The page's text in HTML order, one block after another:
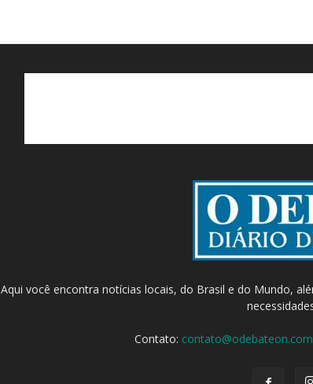
Aqui você encontra notícias locais, do Brasil e do Mundo,
Contato: